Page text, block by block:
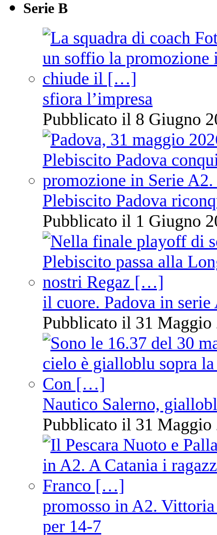
Serie B
sfiora l’impresa
Pubblicato il 8 Giugno
Plebiscito Padova
Pubblicato il 1 Giugno
il cuore. Padova in serie
Pubblicato il 31 Maggio
Nautico Salerno,
Pubblicato il 31 Maggio
promosso in A2.
per 14-7